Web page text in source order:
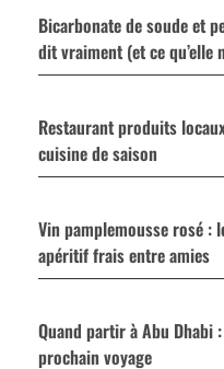
Bicarbonate de soude et
dit vraiment (et ce qu’elle
Restaurant produits
cuisine de saison
Vin pamplemousse rosé :
apéritif frais entre amies
Quand partir à Abu
prochain voyage